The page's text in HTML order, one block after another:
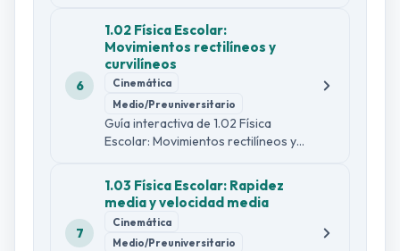
explicación sencilla y formal,
ejemplo guiado, comprobaciones
de lectura, dos infografías y 30
preguntas diagnósticas.
6
1.02 Física Escolar:
Movimientos rectilíneos y
curvilíneos
Cinemática
Medio/Preuniversitario
Guía interactiva de 1.02 Física
Escolar: Movimientos rectilíneos y
y formal, ejemplo guiado,
comprobaciones de lectura, dos
infografías y 30 preguntas
diagnósticas.
7
1.03 Física Escolar: Rapidez
media y velocidad media
Cinemática
Medio/Preuniversitario